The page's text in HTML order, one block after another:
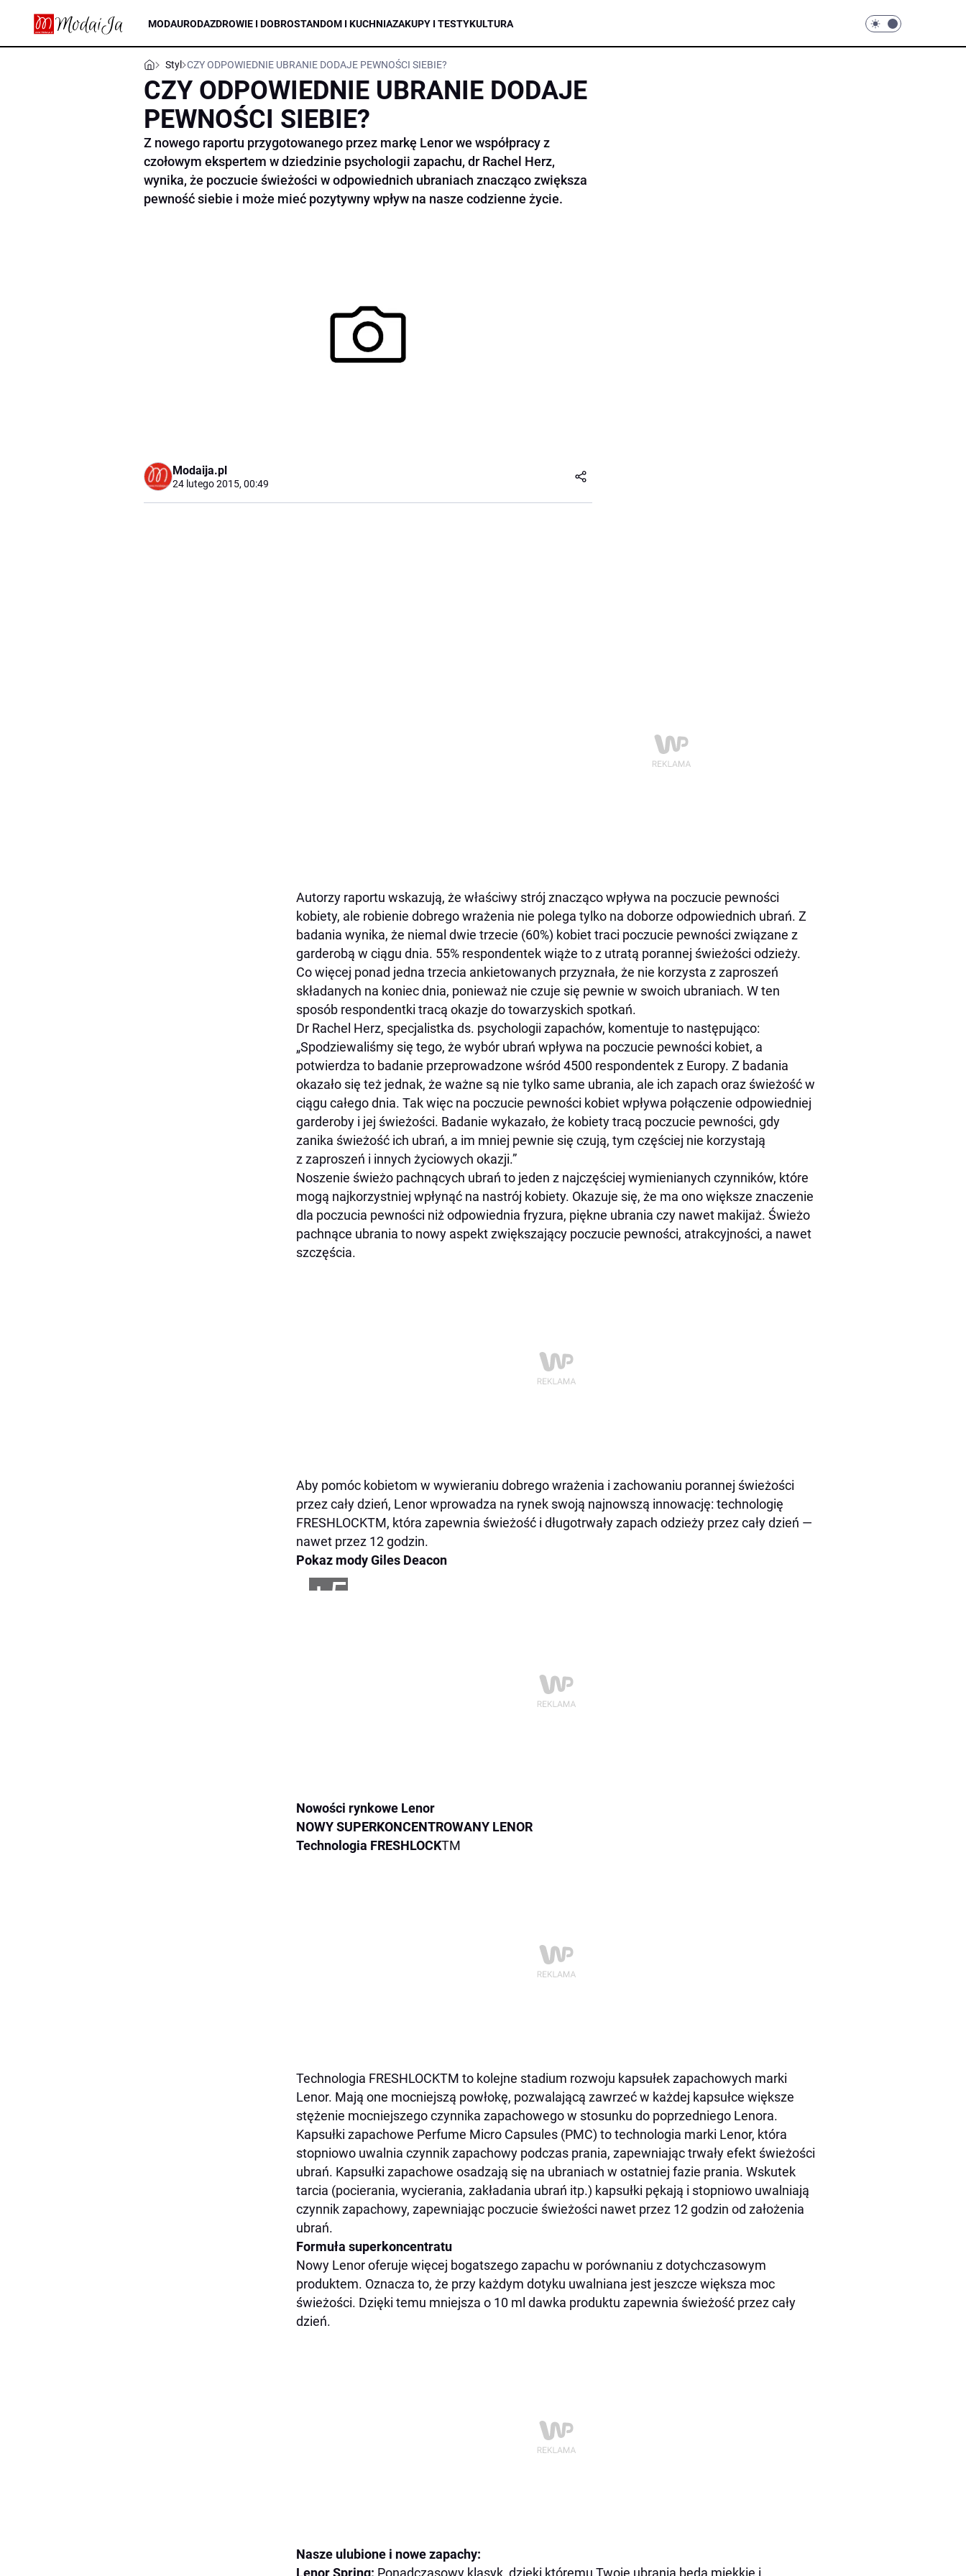
MODAURODAZDROWIE I DOBROSTANDOM I KUCHNIAZAKUPY I TESTYKULTURA
Styl CZY ODPOWIEDNIE UBRANIE DODAJE PEWNOŚCI SIEBIE?
CZY ODPOWIEDNIE UBRANIE DODAJE
PEWNOŚCI SIEBIE?
Z nowego raportu przygotowanego przez markę Lenor we współpracy z
czołowym ekspertem w dziedzinie psychologii zapachu, dr Rachel Herz,
wynika, że poczucie świeżości w odpowiednich ubraniach znacząco zwiększa
pewność siebie i może mieć pozytywny wpływ na nasze codzienne życie.
Modaija.pl
24 lutego 2015, 00:49
Autorzy raportu wskazują, że właściwy strój znacząco wpływa na poczucie pewności
kobiety, ale robienie dobrego wrażenia nie polega tylko na doborze odpowiednich ubrań. Z
badania wynika, że niemal dwie trzecie (60%) kobiet traci poczucie pewności związane z
garderobą w ciągu dnia. 55% respondentek wiąże to z utratą porannej świeżości odzieży.
Co więcej ponad jedna trzecia ankietowanych przyznała, że nie korzysta z zaproszeń
składanych na koniec dnia, ponieważ nie czuje się pewnie w swoich ubraniach. W ten
sposób respondentki tracą okazje do towarzyskich spotkań.
Dr Rachel Herz, specjalistka ds. psychologii zapachów, komentuje to następująco:
„Spodziewaliśmy się tego, że wybór ubrań wpływa na poczucie pewności kobiet, a
potwierdza to badanie przeprowadzone wśród 4500 respondentek z Europy. Z badania
okazało się też jednak, że ważne są nie tylko same ubrania, ale ich zapach oraz świeżość w
ciągu całego dnia. Tak więc na poczucie pewności kobiet wpływa połączenie odpowiedniej
garderoby i jej świeżości. Badanie wykazało, że kobiety tracą poczucie pewności, gdy
zanika świeżość ich ubrań, a im mniej pewnie się czują, tym częściej nie korzystają
z zaproszeń i innych życiowych okazji.”
Noszenie świeżo pachnących ubrań to jeden z najczęściej wymienianych czynników, które
mogą najkorzystniej wpłynąć na nastrój kobiety. Okazuje się, że ma ono większe znaczenie
dla poczucia pewności niż odpowiednia fryzura, piękne ubrania czy nawet makijaż. Świeżo
pachnące ubrania to nowy aspekt zwiększający poczucie pewności, atrakcyjności, a nawet
szczęścia.
Aby pomóc kobietom w wywieraniu dobrego wrażenia i zachowaniu porannej świeżości
przez cały dzień, Lenor wprowadza na rynek swoją najnowszą innowację: technologię
FRESHLOCKTM, która zapewnia świeżość i długotrwały zapach odzieży przez cały dzień —
nawet przez 12 godzin.
Pokaz mody Giles Deacon
+5
Nowości rynkowe Lenor
NOWY SUPERKONCENTROWANY LENOR
Technologia FRESHLOCKTM
Technologia FRESHLOCKTM to kolejne stadium rozwoju kapsułek zapachowych marki
Lenor. Mają one mocniejszą powłokę, pozwalającą zawrzeć w każdej kapsułce większe
stężenie mocniejszego czynnika zapachowego w stosunku do poprzedniego Lenora.
Kapsułki zapachowe Perfume Micro Capsules (PMC) to technologia marki Lenor, która
stopniowo uwalnia czynnik zapachowy podczas prania, zapewniając trwały efekt świeżości
ubrań. Kapsułki zapachowe osadzają się na ubraniach w ostatniej fazie prania. Wskutek
tarcia (pocierania, wycierania, zakładania ubrań itp.) kapsułki pękają i stopniowo uwalniają
czynnik zapachowy, zapewniając poczucie świeżości nawet przez 12 godzin od założenia
ubrań.
Formuła superkoncentratu
Nowy Lenor oferuje więcej bogatszego zapachu w porównaniu z dotychczasowym
produktem. Oznacza to, że przy każdym dotyku uwalniana jest jeszcze większa moc
świeżości. Dzięki temu mniejsza o 10 ml dawka produktu zapewnia świeżość przez cały
dzień.
Nasze ulubione i nowe zapachy:
Lenor Spring: Ponadczasowy klasyk, dzięki któremu Twoje ubrania będą miękkie i